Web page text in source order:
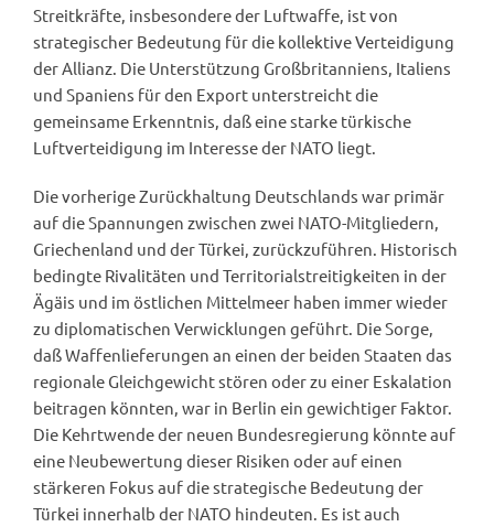
Streitkräfte, insbesondere der Luftwaffe, ist von
strategischer Bedeutung für die kollektive Verteidigung
der Allianz. Die Unterstützung Großbritanniens, Italiens
und Spaniens für den Export unterstreicht die
gemeinsame Erkenntnis, daß eine starke türkische
Luftverteidigung im Interesse der NATO liegt.
Die vorherige Zurückhaltung Deutschlands war primär
auf die Spannungen zwischen zwei NATO-Mitgliedern,
Griechenland und der Türkei, zurückzuführen. Historisch
bedingte Rivalitäten und Territorialstreitigkeiten in der
Ägäis und im östlichen Mittelmeer haben immer wieder
zu diplomatischen Verwicklungen geführt. Die Sorge,
daß Waffenlieferungen an einen der beiden Staaten das
regionale Gleichgewicht stören oder zu einer Eskalation
beitragen könnten, war in Berlin ein gewichtiger Faktor.
Die Kehrtwende der neuen Bundesregierung könnte auf
eine Neubewertung dieser Risiken oder auf einen
stärkeren Fokus auf die strategische Bedeutung der
Türkei innerhalb der NATO hindeuten. Es ist auch